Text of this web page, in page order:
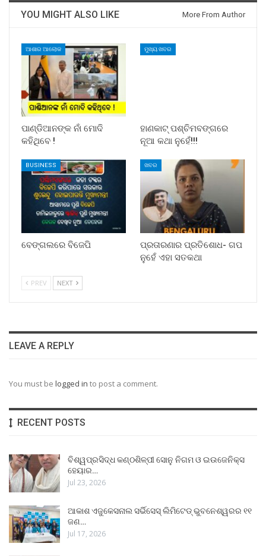
YOU MIGHT ALSO LIKE More From Author
ଆଶାର ଆଲୋକ
ପାଣ୍ଡିଆନଙ୍କ ନାଁ ମୋଦି
କହିଥିବେ !
ମୁଖ୍ୟ ଖବର
ହାଣକାଟ୍‌ ପଶ୍ଚିମବଙ୍ଗରେ
ନୂଆ କଥା ନୁହେଁ!!!
BUSINESS
ବେଙ୍ଗଲରେ ବିଜେପି
ଖବର
ପ୍ରତାରଣାର ପ୍ରତିଶୋଧ- ଗପ
ନୁହେଁ ଏହା ସତକଥା
PREV NEXT
LEAVE A REPLY
You must be logged in to post a comment.
RECENT POSTS
ବିଶ୍ୱପ୍ରସିଦ୍ଧ କଣ୍ଠଶିଳ୍ପୀ ସୋନୁ ନିଗମ ଓ ଇଉଜେନିକ୍ସ
ହେୟାର…
Jul 23, 2026
ଆକାଶ ଏଜୁକେସନାଲ ସର୍ଭିସେସ୍ ଲିମିଟେଡ୍ ଭୁବନେଶ୍ୱରର ୧୧
ଜଣ…
Jul 17, 2026